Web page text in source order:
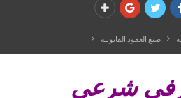
صيغ العقود القانونيه
شرعي